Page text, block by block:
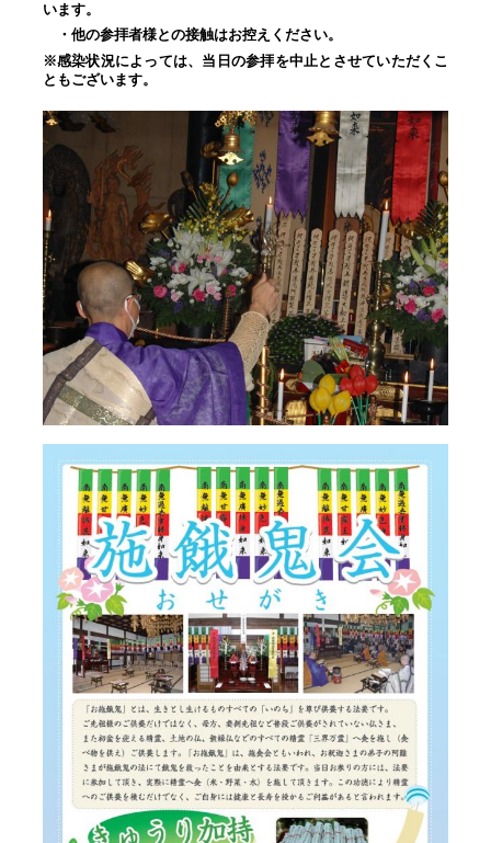
います。
・他の参拝者様との接触はお控えください。
※感染状況によっては、当日の参拝を中止とさせていただくこ
ともございます。